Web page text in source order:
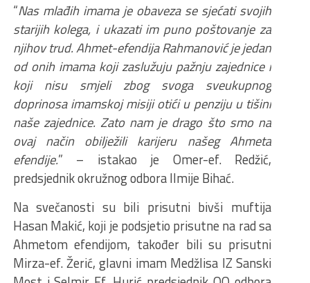
“Nas mlađih imama je obaveza se sjećati svojih
starijih kolega, i ukazati im puno poštovanje za
njihov trud. Ahmet-efendija Rahmanović je jedan
od onih imama koji zaslužuju pažnju zajednice i
koji nisu smjeli zbog svoga sveukupnog
doprinosa imamskoj misiji otići u penziju u tišini
naše zajednice. Zato nam je drago što smo na
ovaj način obilježili karijeru našeg Ahmeta
efendije.” – istakao je Omer-ef. Redžić,
predsjednik okružnog odbora Ilmije Bihać.
Na svečanosti su bili prisutni bivši muftija
Hasan Makić, koji je podsjetio prisutne na rad sa
Ahmetom efendijom, također bili su prisutni
Mirza-ef. Žerić, glavni imam Medžlisa IZ Sanski